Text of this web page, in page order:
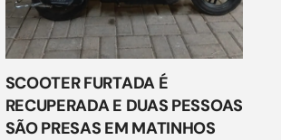
SCOOTER FURTADA É
RECUPERADA E DUAS PESSOAS
SÃO PRESAS EM MATINHOS